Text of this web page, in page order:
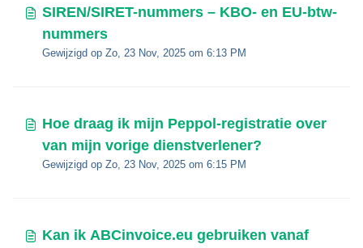
SIREN/SIRET-nummers – KBO- en EU-btw-
nummers
Gewijzigd op Zo, 23 Nov, 2025 om 6:13 PM
Hoe draag ik mijn Peppol-registratie over
van mijn vorige dienstverlener?
Gewijzigd op Zo, 23 Nov, 2025 om 6:15 PM
Kan ik ABCinvoice.eu gebruiken vanaf